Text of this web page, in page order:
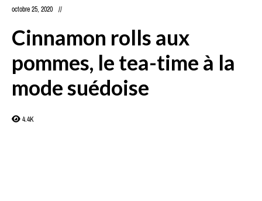
octobre 25, 2020
Cinnamon rolls aux
pommes, le tea-time à la
mode suédoise
4.4K